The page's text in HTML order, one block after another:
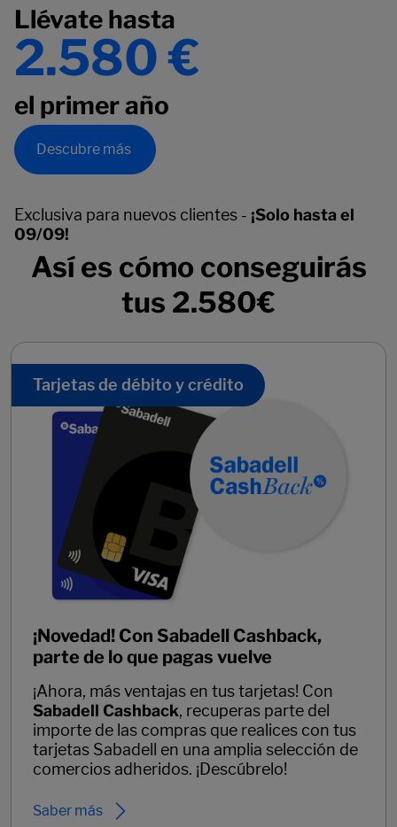
Llévate hasta
2.580 €
el primer año
Descubre más
Exclusiva para nuevos clientes - ¡Solo hasta el
09/09!
Así es cómo conseguirás
tus 2.580€
Tarjetas de débito y crédito
¡Novedad! Con Sabadell Cashback,
parte de lo que pagas vuelve
¡Ahora, más ventajas en tus tarjetas! Con
Sabadell Cashback, recuperas parte del
importe de las compras que realices con tus
tarjetas Sabadell en una amplia selección de
comercios adheridos. ¡Descúbrelo!
Saber más